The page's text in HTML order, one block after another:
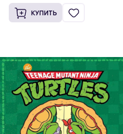
КУПИТЬ